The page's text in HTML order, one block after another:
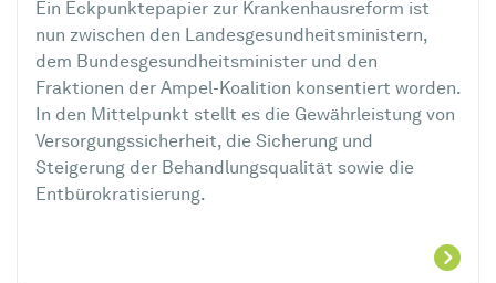
Ein Eckpunktepapier zur Krankenhausreform ist
nun zwischen den Landesgesundheitsministern,
dem Bundesgesundheitsminister und den
Fraktionen der Ampel-Koalition konsentiert worden.
In den Mittelpunkt stellt es die Gewährleistung von
Versorgungssicherheit, die Sicherung und
Steigerung der Behandlungsqualität sowie die
Entbürokratisierung.